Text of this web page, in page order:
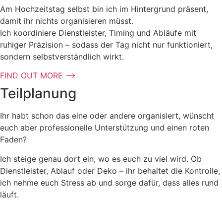
Am Hochzeitstag selbst bin ich im Hintergrund präsent,
damit ihr nichts organisieren müsst.
Ich koordiniere Dienstleister, Timing und Abläufe mit
ruhiger Präzision – sodass der Tag nicht nur funktioniert,
sondern selbstverständlich wirkt.
FIND OUT MORE ⟶
Teilplanung
Ihr habt schon das eine oder andere organisiert, wünscht
euch aber professionelle Unterstützung und einen roten
Faden?
Ich steige genau dort ein, wo es euch zu viel wird. Ob
Dienstleister, Ablauf oder Deko – ihr behaltet die Kontrolle,
ich nehme euch Stress ab und sorge dafür, dass alles rund
läuft.